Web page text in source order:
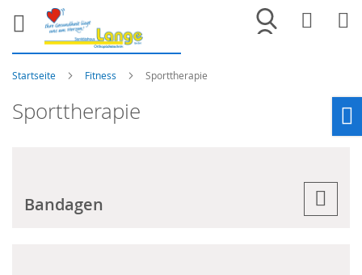
Merkliste
Startseite Fitness Sporttherapie
Sporttherapie
Bandagen